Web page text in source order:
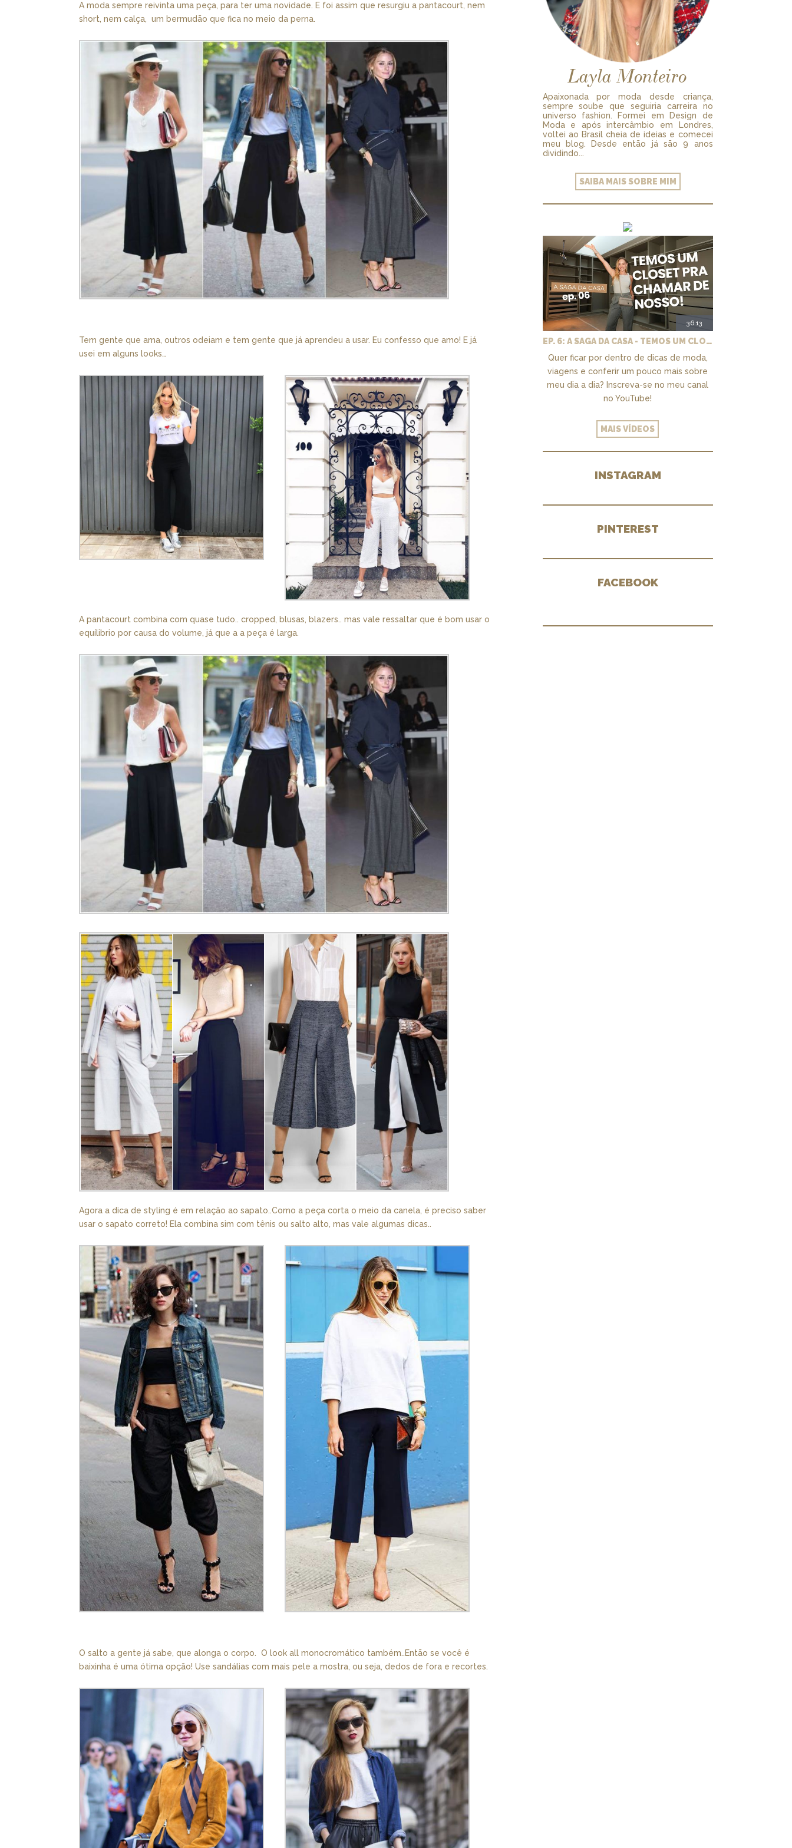
A moda sempre reivinta uma peça, para ter uma novidade. E foi assim que resurgiu a pantacourt, nem
short, nem calça, um bermudão que fica no meio da perna.
Tem gente que ama, outros odeiam e tem gente que já aprendeu a usar. Eu confesso que amo! E já
usei em alguns looks…
A pantacourt combina com quase tudo.. cropped, blusas, blazers.. mas vale ressaltar que é bom usar o
equílibrio por causa do volume, já que a a peça é larga.
Agora a dica de styling é em relação ao sapato..Como a peça corta o meio da canela, é preciso saber
usar o sapato correto! Ela combina sim com tênis ou salto alto, mas vale algumas dicas..
O salto a gente já sabe, que alonga o corpo. O look all monocromático também..Então se você é
baixinha é uma ótima opção! Use sandálias com mais pele a mostra, ou seja, dedos de fora e recortes.
Layla Monteiro
Apaixonada por moda desde criança,
sempre soube que seguiria carreira no
universo fashion. Formei em Design de
Moda e após intercâmbio em Londres,
voltei ao Brasil cheia de ideias e comecei
meu blog. Desde então já são 9 anos
dividindo...
SAIBA MAIS SOBRE MIM
36:13
EP. 6: A SAGA DA CASA - TEMOS UM CLOSET PRA CHAMAR DE NOSSO + MARCENARIA E PAISAGISMO
Quer ficar por dentro de dicas de moda,
viagens e conferir um pouco mais sobre
meu dia a dia? Inscreva-se no meu canal
no YouTube!
MAIS VÍDEOS
INSTAGRAM
PINTEREST
FACEBOOK